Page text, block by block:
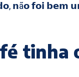
𝗻ã𝗼 𝗳𝗼𝗶 𝗯𝗲𝗺